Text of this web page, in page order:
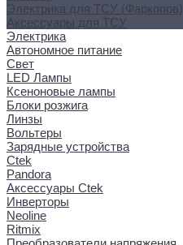
Электрика для ТСУ (Фаркопов)
Аксессуары для ТСУ
Электрика
Автономное питание
Свет
LED Лампы
Ксеноновые лампы
Блоки розжига
Линзы
Вольтеры
Зарядные устройства
Ctek
Pandora
Аксессуары Ctek
Инверторы
Neoline
Ritmix